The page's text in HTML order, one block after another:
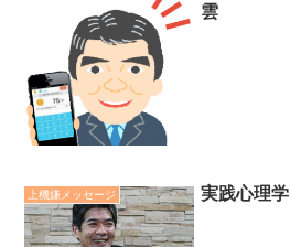
雲
上機嫌メッセージ 実践心理学